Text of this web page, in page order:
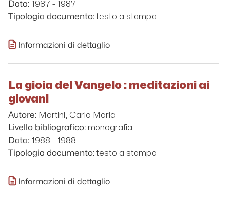
Data: 1987 - 1987
Tipologia documento: testo a stampa
Informazioni di dettaglio
La gioia del Vangelo : meditazioni ai
giovani
Autore: Martini, Carlo Maria
Livello bibliografico: monografia
Data: 1988 - 1988
Tipologia documento: testo a stampa
Informazioni di dettaglio